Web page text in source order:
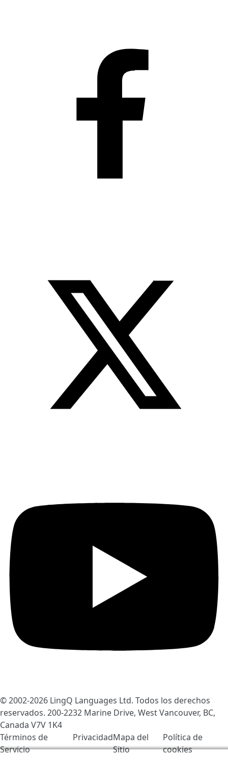
© 2002-2026 LingQ Languages Ltd. Todos los derechos
reservados. 200-2232 Marine Drive, West Vancouver, BC,
Canada V7V 1K4
Términos de
Servicio
PrivacidadMapa del
Sitio
Política de
cookies